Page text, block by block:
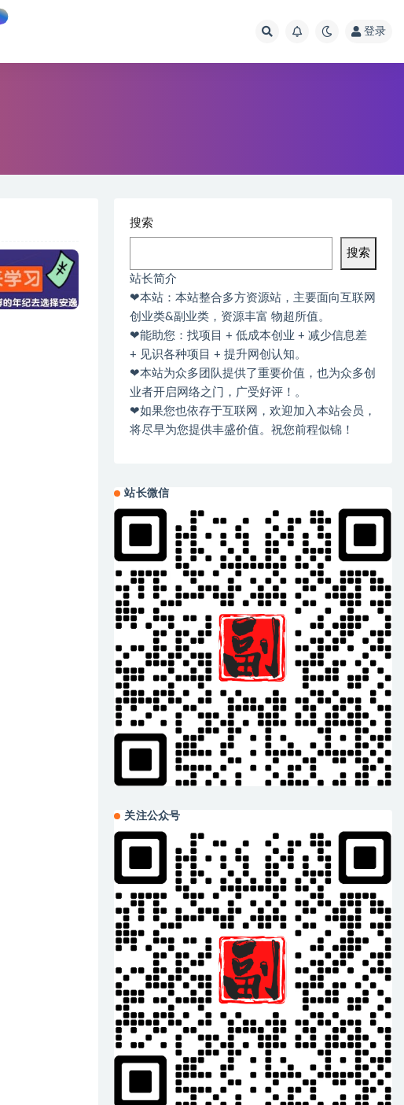
登录
搜索
搜索
站长简介
❤本站：本站整合多方资源站，主要面向互联网
创业类&副业类，资源丰富 物超所值。
❤能助您：找项目 + 低成本创业 + 减少信息差
+ 见识各种项目 + 提升网创认知。
❤本站为众多团队提供了重要价值，也为众多创
业者开启网络之门，广受好评！。
❤如果您也依存于互联网，欢迎加入本站会员，
将尽早为您提供丰盛价值。祝您前程似锦！
站长微信
关注公众号